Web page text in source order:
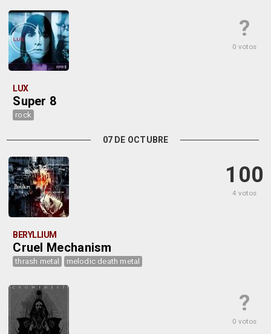
?
0 votos
LUX
Super 8
rock
07 DE OCTUBRE
100
4 votos
BERYLLIUM
Cruel Mechanism
thrash metal melodic death metal
?
0 votos